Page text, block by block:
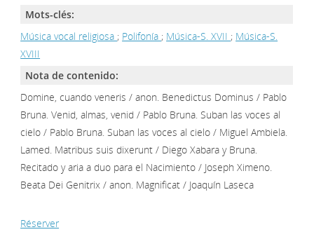
Mots-clés:
Música vocal religiosa ; Polifonía ; Música-S. XVII ; Música-S.
XVIII
Nota de contenido:
Domine, cuando veneris / anon. Benedictus Dominus / Pablo
Bruna. Venid, almas, venid / Pablo Bruna. Suban las voces al
cielo / Pablo Bruna. Suban las voces al cielo / Miguel Ambiela.
Lamed. Matribus suis dixerunt / Diego Xabara y Bruna.
Recitado y aria a duo para el Nacimiento / Joseph Ximeno.
Beata Dei Genitrix / anon. Magnificat / Joaquín Laseca
Réserver